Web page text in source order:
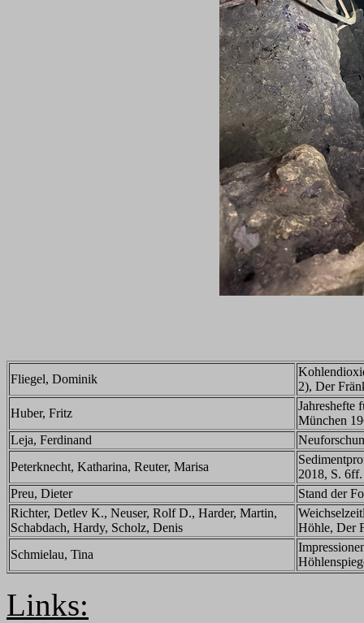
Fliegel, Dominik
2), Der
Huber, Fritz
Jahreshefte
München
Leja, Ferdinand
Peterknecht, Katharina, Reuter, Marisa
2018, S. 6ff.
Preu, Dieter
Stand der
Richter, Detlev K., Neuser, Rolf D., Harder, Martin,
Schabdach, Hardy, Scholz, Denis
Höhle, Der
Schmielau, Tina
Links: